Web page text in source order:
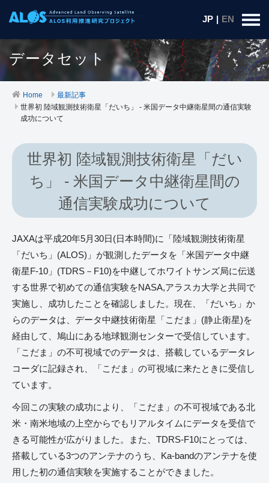
JP | EN
データセット
Home
最新記事
世界初 陸域観測技術衛星「だいち」 - 米国データ中継衛星間の通信実験
成功について
世界初 陸域観測技術衛星「だい
ち」 - 米国データ中継衛星間の
通信実験成功について
JAXAは平成20年5月30日(日本時間)に「陸域観測技術衛星
「だいち」(ALOS)」が観測したデータを「米国データ中継
衛星F-10」(TDRS－F10)を中継してホワイトサンズ局に伝送
する世界で初めての通信実験をNASA,アラスカ大学と共同で
実施し、成功したことを確認しました。現在、「だいち」か
らのデータは、データ中継技術衛星「こだま」(静止衛星)を
経由して、鳩山にある地球観測センターで受信しています。
「こだま」の不可視域でのデータは、搭載しているデータレ
コーダに記録され、「こだま」の可視域に来たときに受信し
ています。
今回この実験の成功により、「こだま」の不可視域である北
米・南米地域の上空からでもリアルタイムにデータを受信で
きる可能性が広がりました。また、TDRS-F10にとっては、
搭載している3つのアンテナのうち、Ka-bandのアンテナを使
用した初の通信実験を実施することができました。